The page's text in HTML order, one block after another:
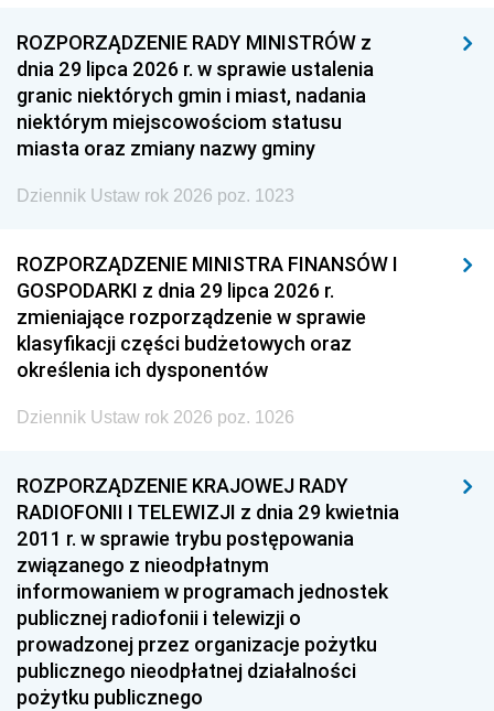
ROZPORZĄDZENIE RADY MINISTRÓW z
dnia 29 lipca 2026 r. w sprawie ustalenia
granic niektórych gmin i miast, nadania
niektórym miejscowościom statusu
miasta oraz zmiany nazwy gminy
Dziennik Ustaw rok 2026 poz. 1023
ROZPORZĄDZENIE MINISTRA FINANSÓW I
GOSPODARKI z dnia 29 lipca 2026 r.
zmieniające rozporządzenie w sprawie
klasyfikacji części budżetowych oraz
określenia ich dysponentów
Dziennik Ustaw rok 2026 poz. 1026
ROZPORZĄDZENIE KRAJOWEJ RADY
RADIOFONII I TELEWIZJI z dnia 29 kwietnia
2011 r. w sprawie trybu postępowania
związanego z nieodpłatnym
informowaniem w programach jednostek
publicznej radiofonii i telewizji o
prowadzonej przez organizacje pożytku
publicznego nieodpłatnej działalności
pożytku publicznego